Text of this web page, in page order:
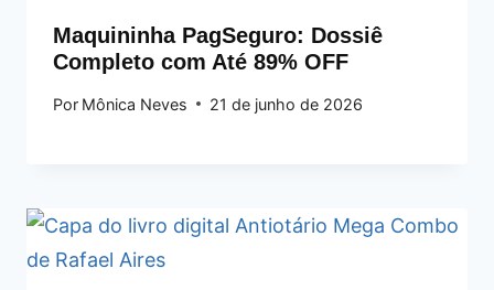
Maquininha PagSeguro: Dossiê
Completo com Até 89% OFF
Por Mônica Neves 21 de junho de 2026